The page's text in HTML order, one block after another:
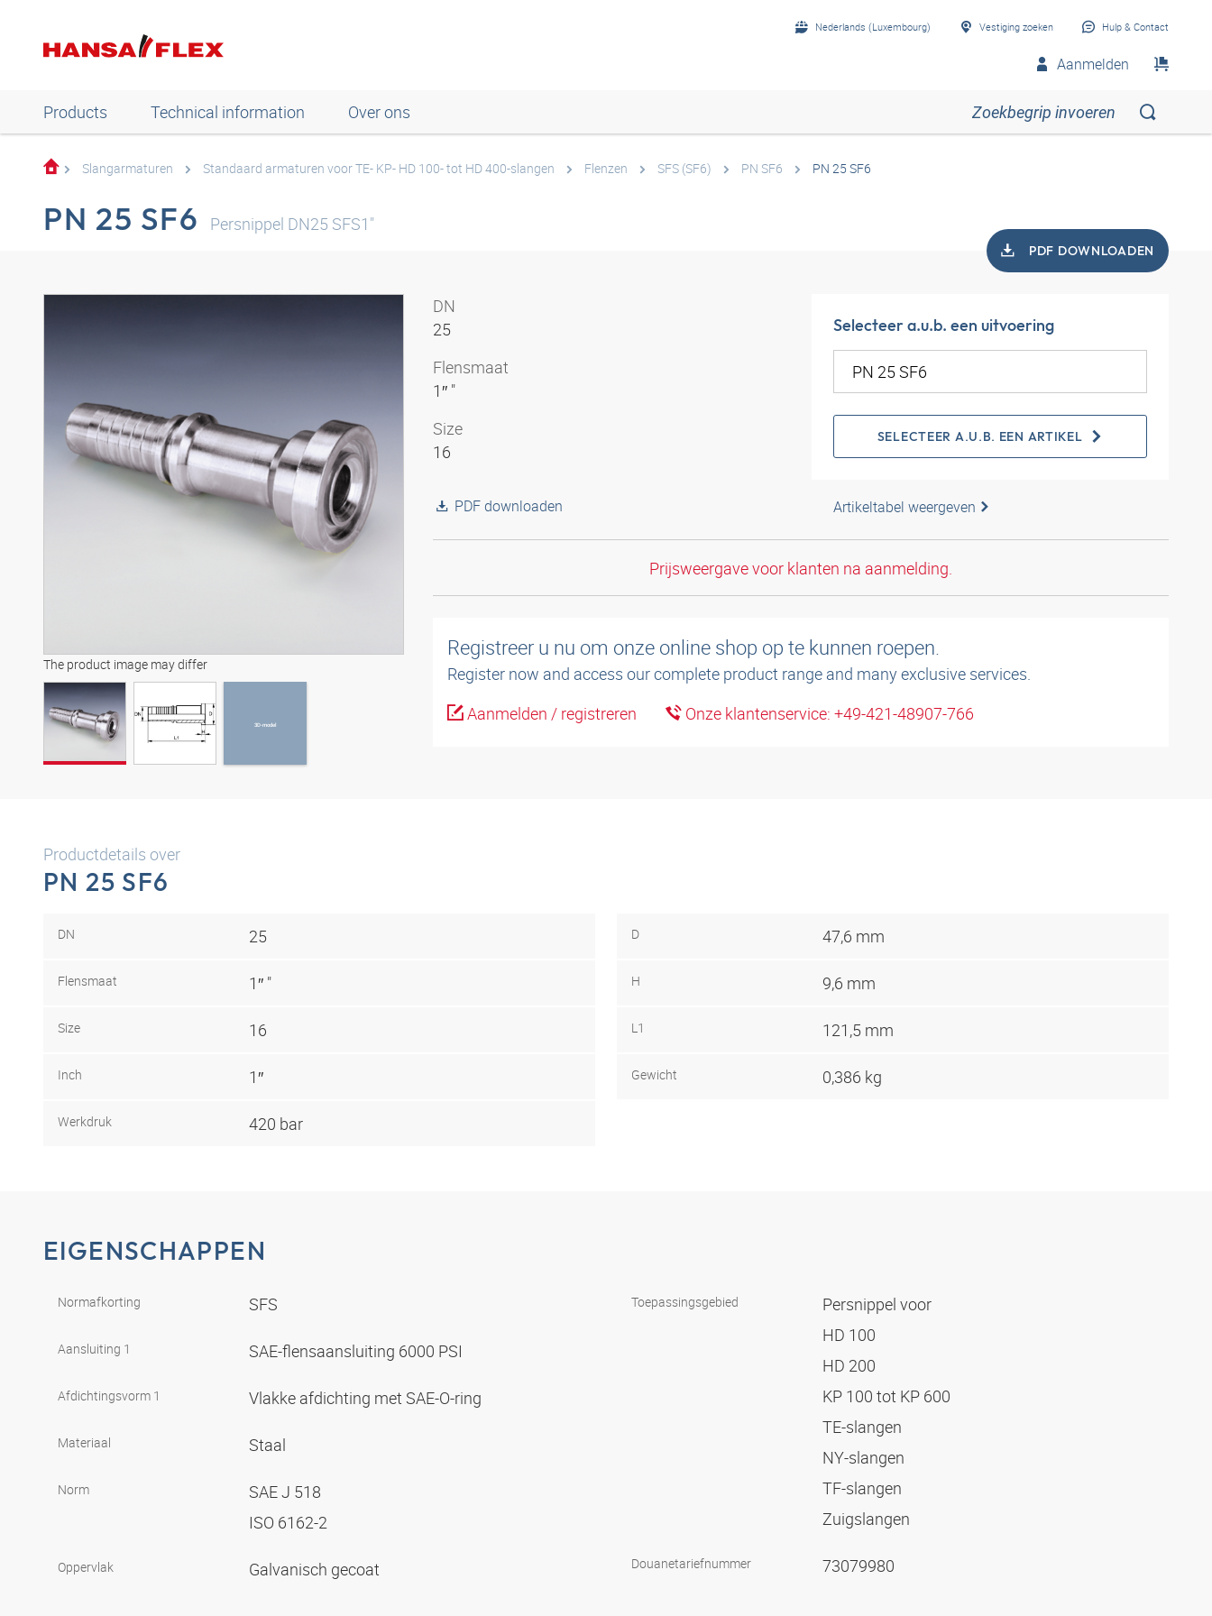
Nederlands (Luxembourg) Vestiging zoeken Hulp & Contact
Aanmelden
Products Technical information Over ons
Slangarmaturen Standaard armaturen voor TE- KP- HD 100- tot HD 400-slangen Flenzen SFS (SF6) PN SF6 PN 25 SF6
PN 25 SF6 Persnippel DN25 SFS1"
PDF DOWNLOADEN
The product image may differ
3D-model
3D-model
DN
25
Flensmaat
1″ "
Size
16
PDF downloaden
Selecteer a.u.b. een uitvoering
SELECTEER A.U.B. EEN ARTIKEL
Artikeltabel weergeven
Prijsweergave voor klanten na aanmelding.
Registreer u nu om onze online shop op te kunnen roepen.
Register now and access our complete product range and many exclusive services.
Aanmelden / registreren
Onze klantenservice: +49-421-48907-766
Productdetails over
PN 25 SF6
DN 25
Flensmaat 1″ "
Size 16
Inch 1″
Werkdruk 420 bar
D 47,6 mm
H 9,6 mm
L1 121,5 mm
Gewicht 0,386 kg
EIGENSCHAPPEN
Normafkorting SFS
Aansluiting 1 SAE-flensaansluiting 6000 PSI
Afdichtingsvorm 1 Vlakke afdichting met SAE-O-ring
Materiaal Staal
Norm
SAE J 518
ISO 6162-2
Oppervlak Galvanisch gecoat
Toepassingsgebied
Persnippel voor
HD 100
HD 200
KP 100 tot KP 600
TE-slangen
NY-slangen
TF-slangen
Zuigslangen
Douanetariefnummer 73079980